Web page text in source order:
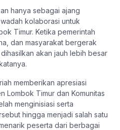
hanya sebagai ajang
kolaborasi untuk
Timur. Ketika pemerintah
dan masyarakat bergerak
akan jauh lebih besar
memberikan apresiasi
Lombok Timur dan Komunitas
menginisiasi serta
hingga menjadi salah satu
peserta dari berbagai